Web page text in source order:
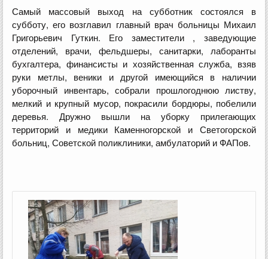
Самый массовый выход на субботник состоялся в
субботу, его возглавил главный врач больницы Михаил
Григорьевич Гуткин. Его заместители , заведующие
отделений, врачи, фельдшеры, санитарки, лаборанты
бухгалтера, финансисты и хозяйственная служба, взяв
руки метлы, веники и другой имеющийся в наличии
уборочный инвентарь, собрали прошлогоднюю листву,
мелкий и крупный мусор, покрасили бордюры, побелили
деревья. Дружно вышли на уборку прилегающих
территорий и медики Каменногорской и Светогорской
больниц, Советской поликлиники, амбулаторий и ФАПов.